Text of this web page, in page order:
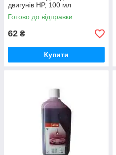
двигунів HP, 100 мл
Готово до відправки
62 ₴
Купити